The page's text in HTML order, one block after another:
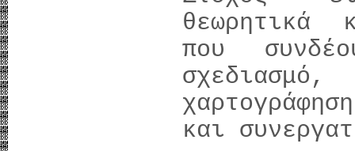
θεωρητικά
που
και